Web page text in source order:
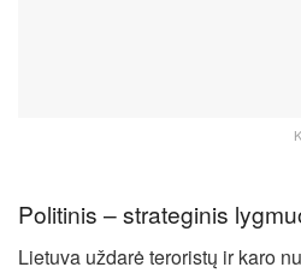
Politinis – strateginis
Lietuva uždarė teroristų ir karo